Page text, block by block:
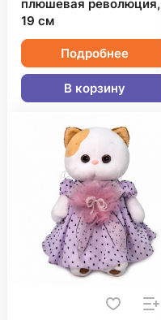
плюшевая революция,
19 см
Подробнее
В корзину